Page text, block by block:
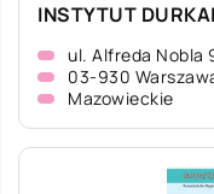
INSTYTUT
ul. Alfreda Nobla
03-930
Mazowieckie